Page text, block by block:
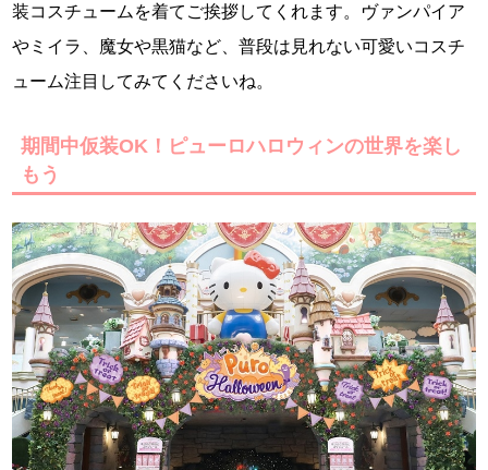
装コスチュームを着てご挨拶してくれます。ヴァンパイア
やミイラ、魔女や黒猫など、普段は見れない可愛いコスチ
ューム注目してみてくださいね。
期間中仮装OK！ピューロハロウィンの世界を楽し
もう